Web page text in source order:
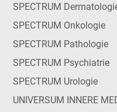
SPECTRUM
SPECTRUM Onkologie
SPECTRUM Pathologie
SPECTRUM Psychiatrie
SPECTRUM Urologie
UNIVERSUM INNERE